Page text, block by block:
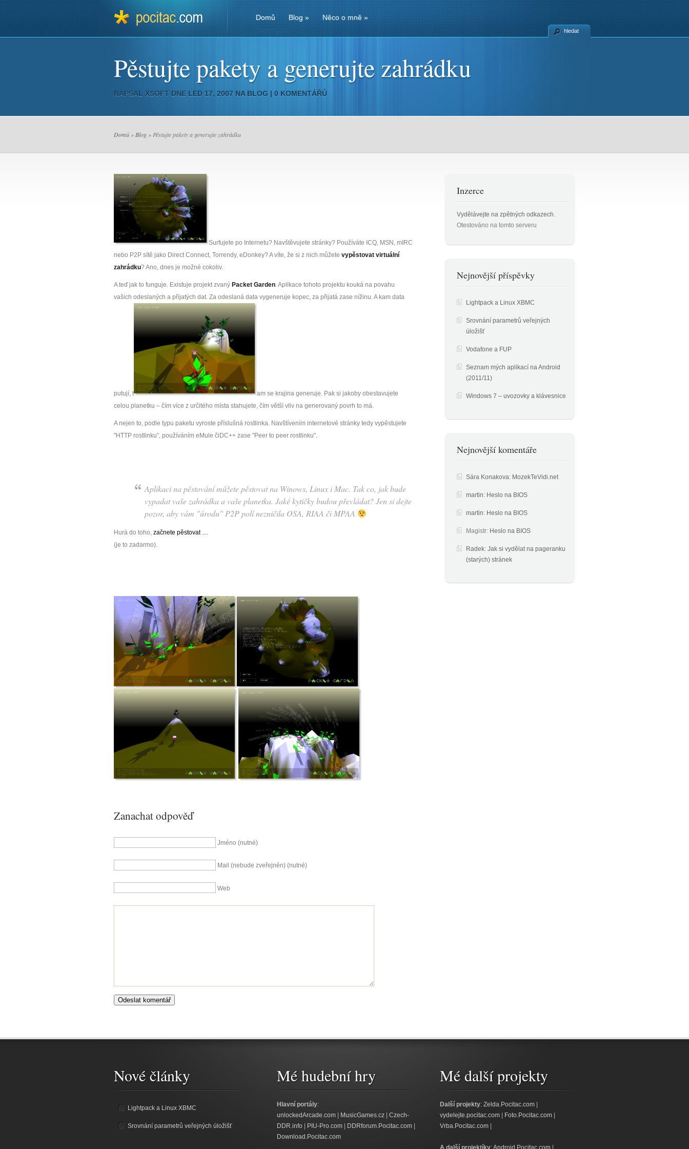
Domů Blog» Něco o mně»
hledat
Pěstujte pakety a generujte zahrádku
NAPSAL XSOFT DNE LED 17, 2007 NA BLOG | 0 KOMENTÁŘŮ
Domů » Blog » Pěstujte pakety a generujte zahrádku
Surfujete po Internetu? Navštěvujete stránky? Používáte ICQ, MSN, mIRC
nebo P2P sítě jako Direct Connect, Torrendy, eDonkey? A víte, že si z nich můžete vypěstovat virtuální
zahrádku? Ano, dnes je možné cokoliv.
A teď jak to funguje. Existuje projekt zvaný Packet Garden. Aplikace tohoto projektu kouká na povahu
vašich odeslaných a přijatých dat. Za odeslaná data vygeneruje kopec, za přijatá zase nížinu. A kam data
putují, t
am se krajina generuje. Pak si jakoby obestavujete
celou planetku – čím více z určitého místa stahujete, čím větší vliv na generovaný povrh to má.
A nejen to, podle typu paketu vyroste příslušná rostlinka. Navštívením internetové stránky tedy vypěstujete
"HTTP rostlinku", používáním eMule čiDC++ zase "Peer to peer rostlinku".
Aplikaci na pěstování můžete pěstovat na Winows, Linux i Mac. Tak co, jak bude
vypadat vaše zahrádka a vaše planetka. Jaké kytičky budou převládat? Jen si dejte
pozor, aby vám "úrodu" P2P polí nezničila OSA, RIAA či MPAA
Hurá do toho, začnete pěstovat …
(je to zadarmo).
Zanachat odpověď
Jméno (nutné)
Mail (nebude zveřejněn) (nutné)
Web
Inzerce
Vydělávejte na zpětných odkazech.
Otestováno na tomto serveru
Nejnovější příspěvky
Lightpack a Linux XBMC
Srovnání parametrů veřejných
úložišť
Vodafone a FUP
Seznam mých aplikací na Android
(2011/11)
Windows 7 – uvozovky a klávesnice
Nejnovější komentáře
Sára Konakova: MozekTeVidi.net
martin: Heslo na BIOS
martin: Heslo na BIOS
Magistr: Heslo na BIOS
Radek: Jak si vydělat na pageranku
(starých) stránek
Nové články
Lightpack a Linux XBMC
Srovnání parametrů veřejných úložišť
Mé hudební hry
Hlavní portály:
unlockedArcade.com
MusicGames.cz
Czech-
DDR.info
PIU-Pro.com DDRforum.Pocitac.com
Download.Pocitac.com
Mé další projekty
Další projekty: Zelda.Pocitac.com
vydelejte.pocitac.com
Foto.Pocitac.com
Vrba.Pocitac.com